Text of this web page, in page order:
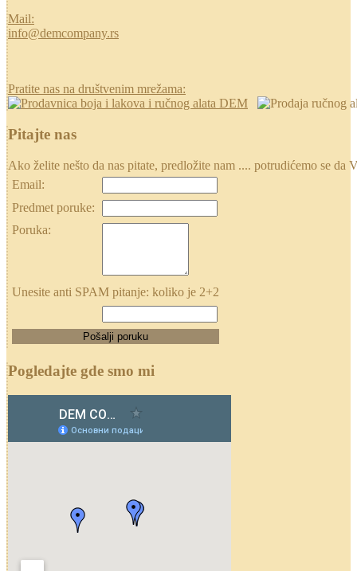
Mail:
info@demcompany.rs
Pratite nas na društvenim mrežama:
Pitajte nas
Ako želite nešto da nas pitate, predložite nam .... potrudićemo se
Email:
Predmet poruke:
Poruka:
Unesite anti SPAM pitanje: koliko je 2+2
Pogledajte gde smo mi